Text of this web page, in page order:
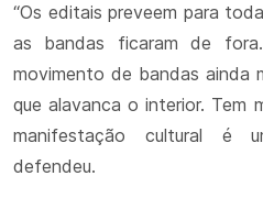
“Os editais preveem para
as bandas ficaram de
movimento de bandas
que alavanca o interior. Tem
manifestação cultural é
defendeu.